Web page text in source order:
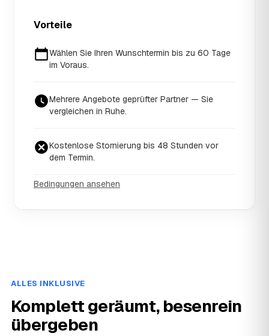
Vorteile
Wählen Sie Ihren Wunschtermin bis zu 60 Tage
im Voraus.
Mehrere Angebote geprüfter Partner — Sie
vergleichen in Ruhe.
Kostenlose Stornierung bis 48 Stunden vor
dem Termin.
Bedingungen ansehen
ALLES INKLUSIVE
Komplett geräumt, besenrein
übergeben